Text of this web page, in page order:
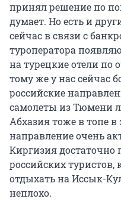
принял решение по
думает. Но есть и
сейчас в связи с
туроператора
на турецкие отели по
тому же у нас сейчас
российские
самолеты из Тюмени
Абхазия тоже в топе в
направление очень
Киргизия достаточно
российских туристов,
отдыхать на Иссык-
неплохо.